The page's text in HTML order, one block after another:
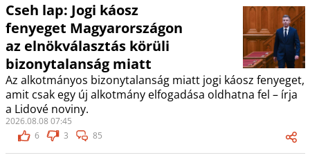
Cseh lap: Jogi káosz
fenyeget Magyarországon
az elnökválasztás körüli
bizonytalanság miatt
Az alkotmányos bizonytalanság miatt jogi káosz fenyeget,
amit csak egy új alkotmány elfogadása oldhatna fel – írja
a Lidové noviny.
2026.08.08 07:45
6
3 85